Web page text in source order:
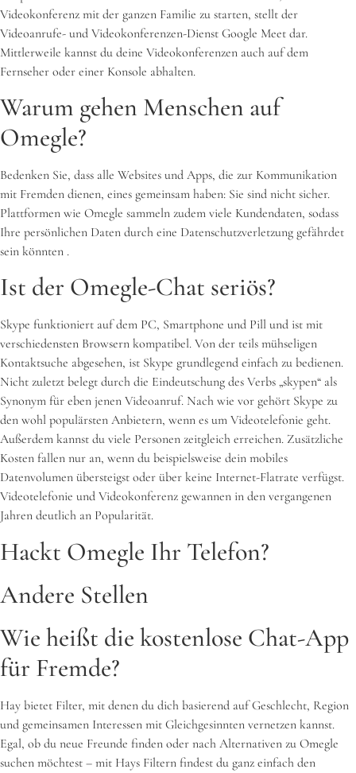
Videokonferenz mit der ganzen Familie zu starten, stellt der
Videoanrufe- und Videokonferenzen-Dienst Google Meet dar.
Mittlerweile kannst du deine Videokonferenzen auch auf dem
Fernseher oder einer Konsole abhalten.
Warum gehen Menschen auf
Omegle?
Bedenken Sie, dass alle Websites und Apps, die zur Kommunikation
mit Fremden dienen, eines gemeinsam haben: Sie sind nicht sicher.
Plattformen wie Omegle sammeln zudem viele Kundendaten, sodass
Ihre persönlichen Daten durch eine Datenschutzverletzung gefährdet
sein könnten .
Ist der Omegle-Chat seriös?
Skype funktioniert auf dem PC, Smartphone und Pill und ist mit
verschiedensten Browsern kompatibel. Von der teils mühseligen
Kontaktsuche abgesehen, ist Skype grundlegend einfach zu bedienen.
Nicht zuletzt belegt durch die Eindeutschung des Verbs „skypen“ als
Synonym für eben jenen Videoanruf. Nach wie vor gehört Skype zu
den wohl populärsten Anbietern, wenn es um Videotelefonie geht.
Außerdem kannst du viele Personen zeitgleich erreichen. Zusätzliche
Kosten fallen nur an, wenn du beispielsweise dein mobiles
Datenvolumen übersteigst oder über keine Internet-Flatrate verfügst.
Videotelefonie und Videokonferenz gewannen in den vergangenen
Jahren deutlich an Popularität.
Hackt Omegle Ihr Telefon?
Andere Stellen
Wie heißt die kostenlose Chat-App
für Fremde?
Hay bietet Filter, mit denen du dich basierend auf Geschlecht, Region
und gemeinsamen Interessen mit Gleichgesinnten vernetzen kannst.
Egal, ob du neue Freunde finden oder nach Alternativen zu Omegle
suchen möchtest – mit Hays Filtern findest du ganz einfach den